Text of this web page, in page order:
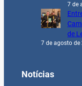
7 de
de
7 de agosto de
Notícias